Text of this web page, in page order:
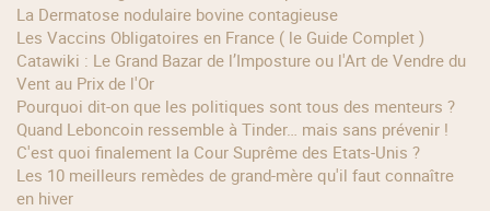
La Dermatose nodulaire bovine contagieuse
Les Vaccins Obligatoires en France ( le Guide Complet )
Catawiki : Le Grand Bazar de l’Imposture ou l'Art de Vendre du
Vent au Prix de l'Or
Pourquoi dit-on que les politiques sont tous des menteurs ?
Quand Leboncoin ressemble à Tinder… mais sans prévenir !
C'est quoi finalement la Cour Suprême des Etats-Unis ?
Les 10 meilleurs remèdes de grand-mère qu'il faut connaître
en hiver